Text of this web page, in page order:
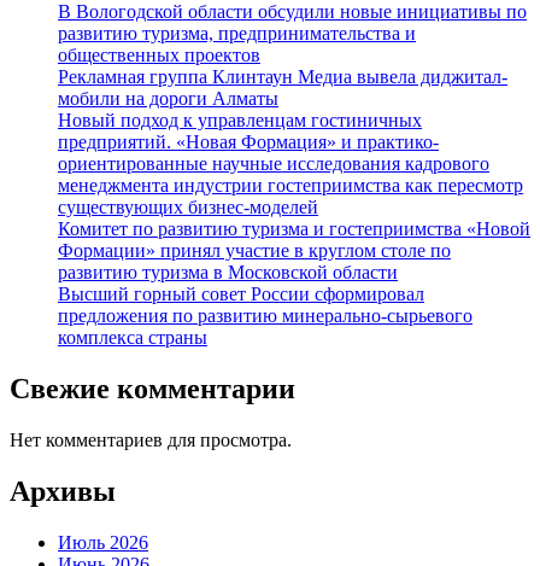
В Вологодской области обсудили новые инициативы по
развитию туризма, предпринимательства и
общественных проектов
Рекламная группа Клинтаун Медиа вывела диджитал-
мобили на дороги Алматы
Новый подход к управленцам гостиничных
предприятий. «Новая Формация» и практико-
ориентированные научные исследования кадрового
менеджмента индустрии гостеприимства как пересмотр
существующих бизнес-моделей
Комитет по развитию туризма и гостеприимства «Новой
Формации» принял участие в круглом столе по
развитию туризма в Московской области
Высший горный совет России сформировал
предложения по развитию минерально-сырьевого
комплекса страны
Свежие комментарии
Нет комментариев для просмотра.
Архивы
Июль 2026